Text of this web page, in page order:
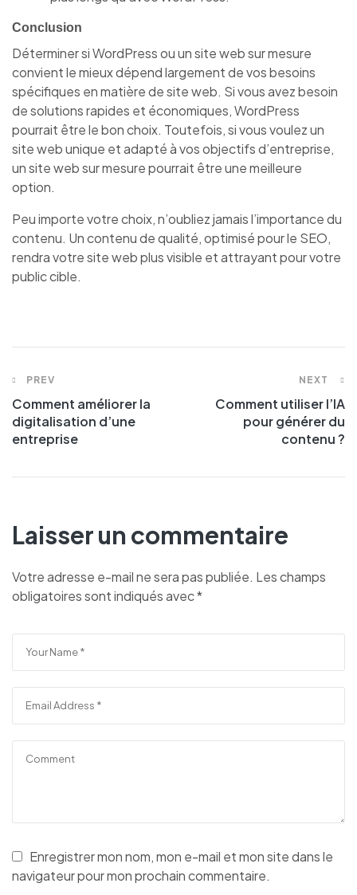
Conclusion
Déterminer si WordPress ou un site web sur mesure
convient le mieux dépend largement de vos besoins
spécifiques en matière de site web. Si vous avez besoin
de solutions rapides et économiques, WordPress
pourrait être le bon choix. Toutefois, si vous voulez un
site web unique et adapté à vos objectifs d’entreprise,
un site web sur mesure pourrait être une meilleure
option.
Peu importe votre choix, n’oubliez jamais l’importance du
contenu. Un contenu de qualité, optimisé pour le SEO,
rendra votre site web plus visible et attrayant pour votre
public cible.
PREV
Comment améliorer la
digitalisation d’une
entreprise
NEXT
Comment utiliser l’IA
pour générer du
contenu ?
Laisser un commentaire
Votre adresse e-mail ne sera pas publiée. Les champs
obligatoires sont indiqués avec*
Enregistrer mon nom, mon e-mail et mon site dans le
navigateur pour mon prochain commentaire.